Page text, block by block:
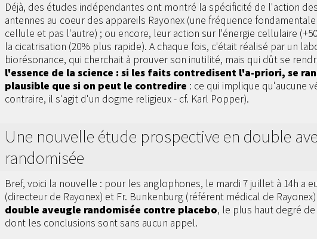
Déjà, des études indépendantes ont montré la spécificité de l'action
antennes au coeur des appareils Rayonex (une fréquence
cellule et pas l'autre) ; ou encore, leur action sur l'énergie cellulaire
la cicatrisation (20% plus rapide). A chaque fois, c'était réalisé par un
biorésonance, qui cherchait à prouver son inutilité, mais qui dût se
l'essence de la science : si les faits contredisent l'a-priori, se
plausible que si on peut le contredire : ce qui implique qu'aucune
contraire, il s'agit d'un dogme religieux - cf. Karl Popper).
Une nouvelle étude prospective en double
randomisée
Bref, voici la nouvelle : pour les anglophones, le mardi 7 juillet à 14h a
(directeur de Rayonex) et Fr. Bunkenburg (référent médical de
double aveugle randomisée contre placebo, le plus haut degré
dont les conclusions sont sans aucun appel.